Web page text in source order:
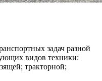
задач разной
видов техники:
тракторной;